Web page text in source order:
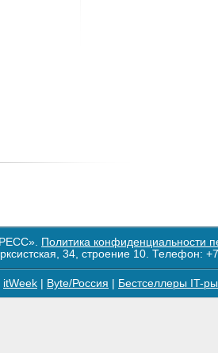
Политика конфиденциальности
34, строение 10. Телефон:
itWeek Byte/Россия Бестселлеры IT-